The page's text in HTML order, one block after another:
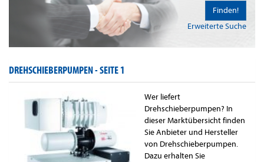
Erweiterte Suche
Finden!
DREHSCHIEBERPUMPEN -SEITE 1
Wer liefert
Drehschieberpumpen? In
dieser Marktübersicht finden
Sie Anbieter und Hersteller
von Drehschieberpumpen.
Dazu erhalten Sie